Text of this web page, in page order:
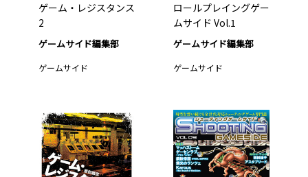
ゲーム・レジスタンス
2
ゲームサイド編集部
ゲームサイド
ロールプレイングゲー
ムサイド Vol.1
ゲームサイド編集部
ゲームサイド